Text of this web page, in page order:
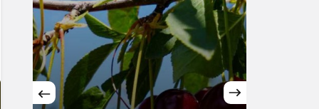
Gündüz Modu
Gündüz modunu seçin.
Gece Modu
Gece modunu seçin.